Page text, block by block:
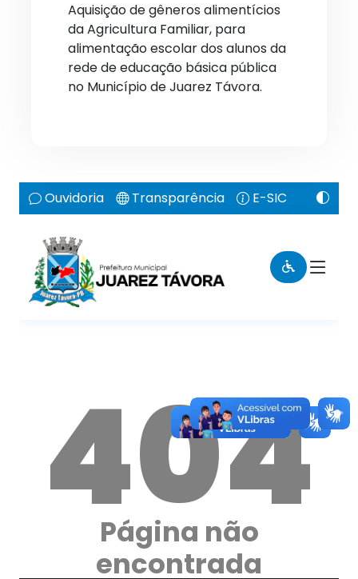
Aquisição de gêneros alimentícios
da Agricultura Familiar, para
alimentação escolar dos alunos da
rede de educação básica pública
no Município de Juarez Távora.